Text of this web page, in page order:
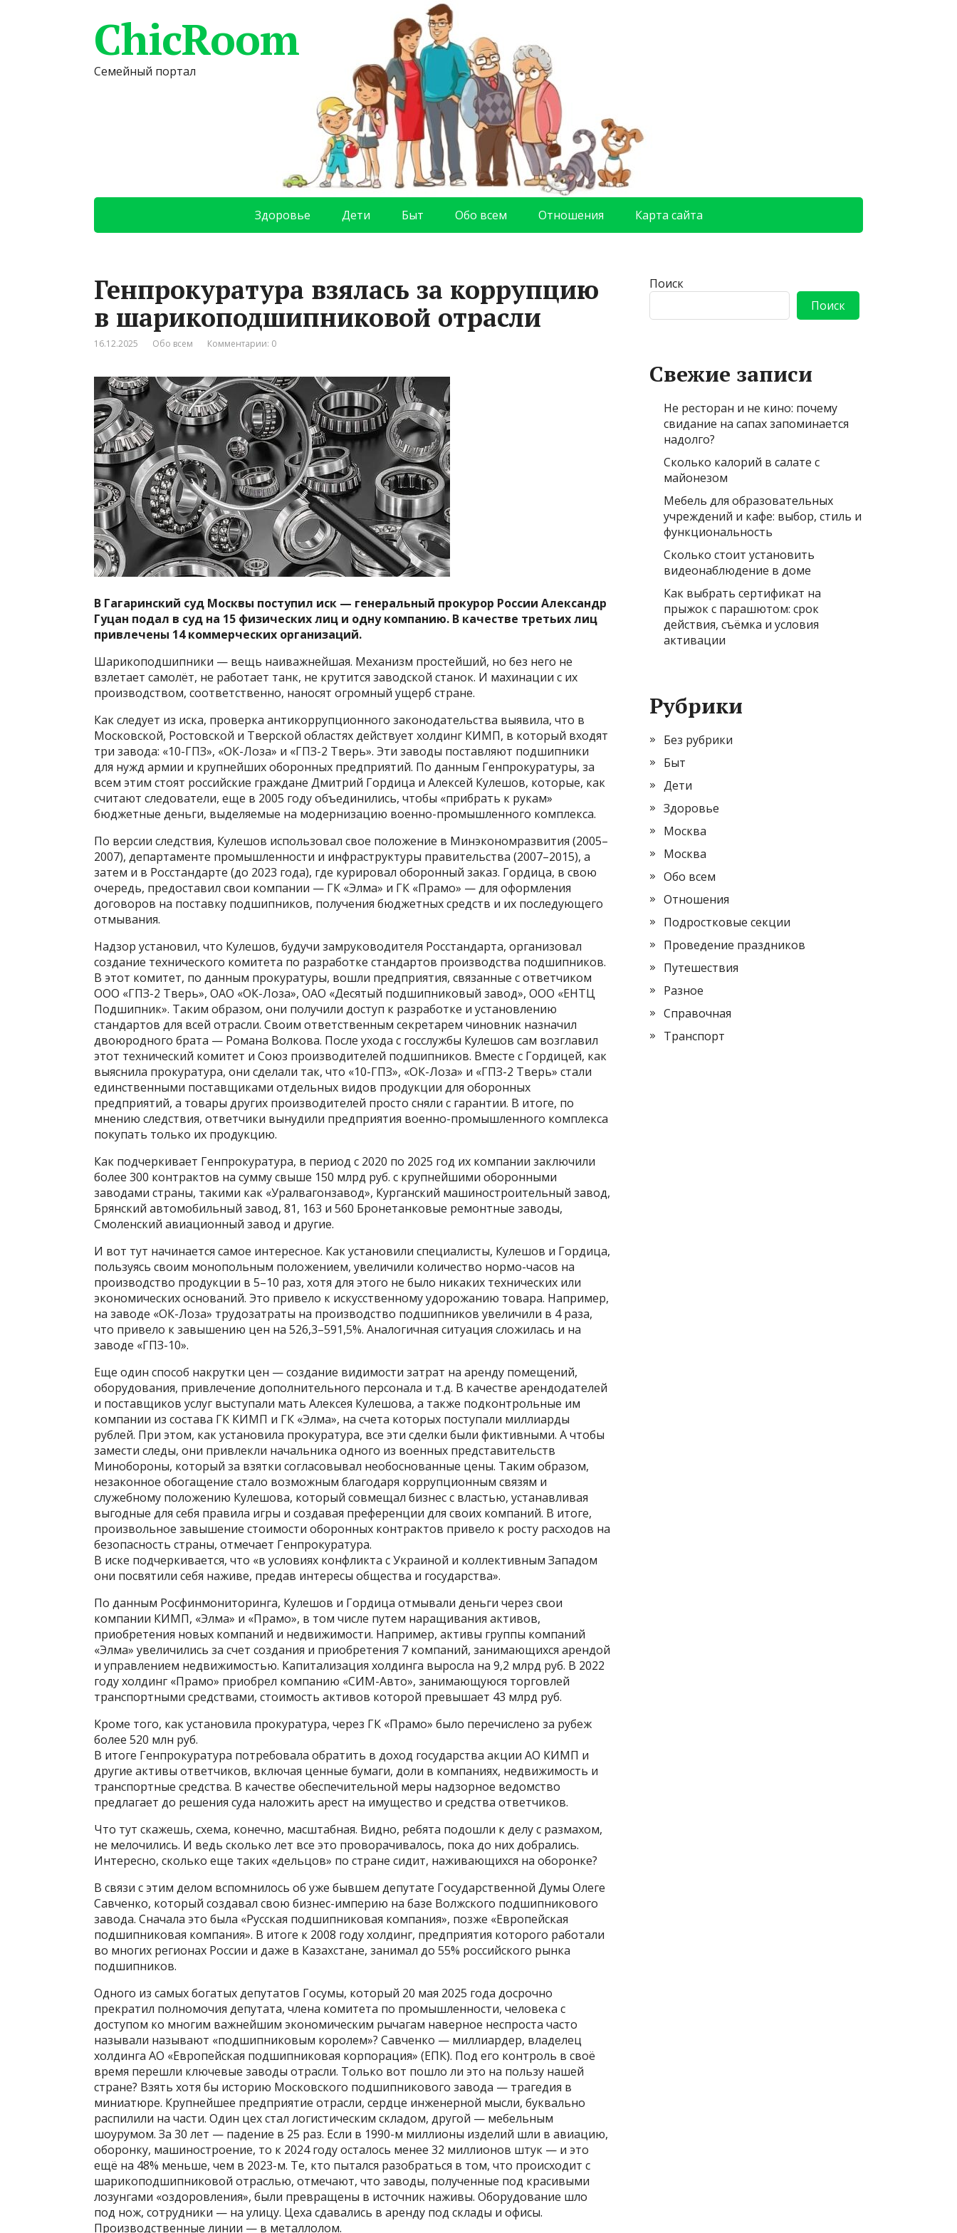
ChicRoom
Семейный портал
Здоровье Дети Быт Обо всем Отношения Карта сайта
Генпрокуратура взялась за коррупцию
в шарикоподшипниковой отрасли
16.12.2025 Обо всем Комментарии: 0
В Гагаринский суд Москвы поступил иск — генеральный прокурор России Александр
Гуцан подал в суд на 15 физических лиц и одну компанию. В качестве третьих лиц
привлечены 14 коммерческих организаций.
Шарикоподшипники — вещь наиважнейшая. Механизм простейший, но без него не
взлетает самолёт, не работает танк, не крутится заводской станок. И махинации с их
производством, соответственно, наносят огромный ущерб стране.
Как следует из иска, проверка антикоррупционного законодательства выявила, что в
Московской, Ростовской и Тверской областях действует холдинг КИМП, в который входят
три завода: «10-ГПЗ», «ОК-Лоза» и «ГПЗ-2 Тверь». Эти заводы поставляют подшипники
для нужд армии и крупнейших оборонных предприятий. По данным Генпрокуратуры, за
всем этим стоят российские граждане Дмитрий Гордица и Алексей Кулешов, которые, как
считают следователи, еще в 2005 году объединились, чтобы «прибрать к рукам»
бюджетные деньги, выделяемые на модернизацию военно-промышленного комплекса.
По версии следствия, Кулешов использовал свое положение в Минэкономразвития (2005–
2007), департаменте промышленности и инфраструктуры правительства (2007–2015), а
затем и в Росстандарте (до 2023 года), где курировал оборонный заказ. Гордица, в свою
очередь, предоставил свои компании — ГК «Элма» и ГК «Прамо» — для оформления
договоров на поставку подшипников, получения бюджетных средств и их последующего
отмывания.
Надзор установил, что Кулешов, будучи замруководителя Росстандарта, организовал
создание технического комитета по разработке стандартов производства подшипников.
В этот комитет, по данным прокуратуры, вошли предприятия, связанные с ответчиком
ООО «ГПЗ-2 Тверь», ОАО «ОК-Лоза», ОАО «Десятый подшипниковый завод», ООО «ЕНТЦ
Подшипник». Таким образом, они получили доступ к разработке и установлению
стандартов для всей отрасли. Своим ответственным секретарем чиновник назначил
двоюродного брата — Романа Волкова. После ухода с госслужбы Кулешов сам возглавил
этот технический комитет и Союз производителей подшипников. Вместе с Гордицей, как
выяснила прокуратура, они сделали так, что «10-ГПЗ», «ОК-Лоза» и «ГПЗ-2 Тверь» стали
единственными поставщиками отдельных видов продукции для оборонных
предприятий, а товары других производителей просто сняли с гарантии. В итоге, по
мнению следствия, ответчики вынудили предприятия военно-промышленного комплекса
покупать только их продукцию.
Как подчеркивает Генпрокуратура, в период с 2020 по 2025 год их компании заключили
более 300 контрактов на сумму свыше 150 млрд руб. с крупнейшими оборонными
заводами страны, такими как «Уралвагонзавод», Курганский машиностроительный завод,
Брянский автомобильный завод, 81, 163 и 560 Бронетанковые ремонтные заводы,
Смоленский авиационный завод и другие.
И вот тут начинается самое интересное. Как установили специалисты, Кулешов и Гордица,
пользуясь своим монопольным положением, увеличили количество нормо-часов на
производство продукции в 5–10 раз, хотя для этого не было никаких технических или
экономических оснований. Это привело к искусственному удорожанию товара. Например,
на заводе «ОК-Лоза» трудозатраты на производство подшипников увеличили в 4 раза,
что привело к завышению цен на 526,3–591,5%. Аналогичная ситуация сложилась и на
заводе «ГПЗ-10».
Еще один способ накрутки цен — создание видимости затрат на аренду помещений,
оборудования, привлечение дополнительного персонала и т.д. В качестве арендодателей
и поставщиков услуг выступали мать Алексея Кулешова, а также подконтрольные им
компании из состава ГК КИМП и ГК «Элма», на счета которых поступали миллиарды
рублей. При этом, как установила прокуратура, все эти сделки были фиктивными. А чтобы
замести следы, они привлекли начальника одного из военных представительств
Минобороны, который за взятки согласовывал необоснованные цены. Таким образом,
незаконное обогащение стало возможным благодаря коррупционным связям и
служебному положению Кулешова, который совмещал бизнес с властью, устанавливая
выгодные для себя правила игры и создавая преференции для своих компаний. В итоге,
произвольное завышение стоимости оборонных контрактов привело к росту расходов на
безопасность страны, отмечает Генпрокуратура.
В иске подчеркивается, что «в условиях конфликта с Украиной и коллективным Западом
они посвятили себя наживе, предав интересы общества и государства».
По данным Росфинмониторинга, Кулешов и Гордица отмывали деньги через свои
компании КИМП, «Элма» и «Прамо», в том числе путем наращивания активов,
приобретения новых компаний и недвижимости. Например, активы группы компаний
«Элма» увеличились за счет создания и приобретения 7 компаний, занимающихся арендой
и управлением недвижимостью. Капитализация холдинга выросла на 9,2 млрд руб. В 2022
году холдинг «Прамо» приобрел компанию «СИМ-Авто», занимающуюся торговлей
транспортными средствами, стоимость активов которой превышает 43 млрд руб.
Кроме того, как установила прокуратура, через ГК «Прамо» было перечислено за рубеж
более 520 млн руб.
В итоге Генпрокуратура потребовала обратить в доход государства акции АО КИМП и
другие активы ответчиков, включая ценные бумаги, доли в компаниях, недвижимость и
транспортные средства. В качестве обеспечительной меры надзорное ведомство
предлагает до решения суда наложить арест на имущество и средства ответчиков.
Что тут скажешь, схема, конечно, масштабная. Видно, ребята подошли к делу с размахом,
не мелочились. И ведь сколько лет все это проворачивалось, пока до них добрались.
Интересно, сколько еще таких «дельцов» по стране сидит, наживающихся на оборонке?
В связи с этим делом вспомнилось об уже бывшем депутате Государственной Думы Олеге
Савченко, который создавал свою бизнес-империю на базе Волжского подшипникового
завода. Сначала это была «Русская подшипниковая компания», позже «Европейская
подшипниковая компания». В итоге к 2008 году холдинг, предприятия которого работали
во многих регионах России и даже в Казахстане, занимал до 55% российского рынка
подшипников.
Одного из самых богатых депутатов Госумы, который 20 мая 2025 года досрочно
прекратил полномочия депутата, члена комитета по промышленности, человека с
доступом ко многим важнейшим экономическим рычагам наверное неспроста часто
называли называют «подшипниковым королем»? Савченко — миллиардер, владелец
холдинга АО «Европейская подшипниковая корпорация» (ЕПК). Под его контроль в своё
время перешли ключевые заводы отрасли. Только вот пошло ли это на пользу нашей
стране? Взять хотя бы историю Московского подшипникового завода — трагедия в
миниатюре. Крупнейшее предприятие отрасли, сердце инженерной мысли, буквально
распилили на части. Один цех стал логистическим складом, другой — мебельным
шоурумом. За 30 лет — падение в 25 раз. Если в 1990-м миллионы изделий шли в авиацию,
оборонку, машиностроение, то к 2024 году осталось менее 32 миллионов штук — и это
ещё на 48% меньше, чем в 2023-м. Те, кто пытался разобраться в том, что происходит с
шарикоподшипниковой отраслью, отмечают, что заводы, полученные под красивыми
лозунгами «оздоровления», были превращены в источник наживы. Оборудование шло
под нож, сотрудники — на улицу. Цеха сдавались в аренду под склады и офисы.
Производственные линии — в металлолом.
Поиск
Поиск
Свежие записи
Не ресторан и не кино: почему
свидание на сапах запоминается
надолго?
Сколько калорий в салате с
майонезом
Мебель для образовательных
учреждений и кафе: выбор, стиль и
функциональность
Сколько стоит установить
видеонаблюдение в доме
Как выбрать сертификат на
прыжок с парашютом: срок
действия, съёмка и условия
активации
Рубрики
Без рубрики
Быт
Дети
Здоровье
Москва
Москва
Обо всем
Отношения
Подростковые секции
Проведение праздников
Путешествия
Разное
Справочная
Транспорт